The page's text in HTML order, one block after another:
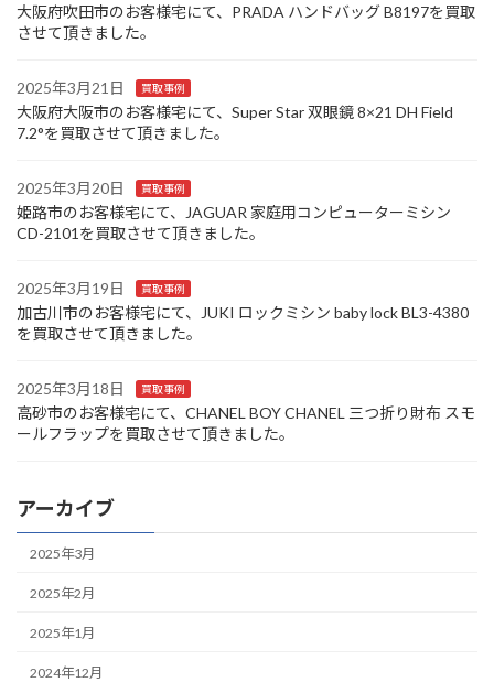
大阪府吹田市のお客様宅にて、PRADA ハンドバッグ B8197を買取
させて頂きました。
2025年3月21日 買取事例
大阪府大阪市のお客様宅にて、Super Star 双眼鏡 8×21 DH Field
7.2°を買取させて頂きました。
2025年3月20日 買取事例
姫路市のお客様宅にて、JAGUAR 家庭用コンピューターミシン
CD-2101を買取させて頂きました。
2025年3月19日 買取事例
加古川市のお客様宅にて、JUKI ロックミシン baby lock BL3-4380
を買取させて頂きました。
2025年3月18日 買取事例
高砂市のお客様宅にて、CHANEL BOY CHANEL 三つ折り財布 スモ
ールフラップを買取させて頂きました。
アーカイブ
2025年3月
2025年2月
2025年1月
2024年12月